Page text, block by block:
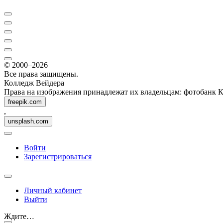
© 2000–2026
Все права защищены.
Колледж Вейдера
Права на изображения принадлежат их владельцам: фотобанк
freepik.com
,
unsplash.com
Войти
Зарегистрироваться
Личный кабинет
Выйти
Ждите…